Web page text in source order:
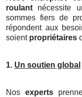
roulant nécessite
sommes fiers de
répondent aux
soient propriétaires
1. Un soutien global
Nos experts